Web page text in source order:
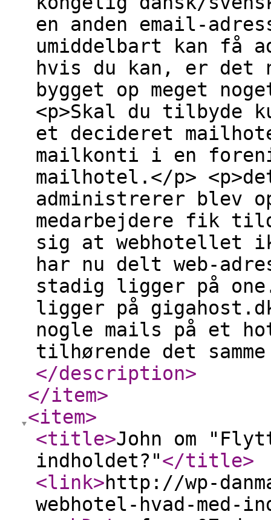
en anden email-
umiddelbart kan få
hvis du kan, er det
bygget op meget
<p>Skal du tilbyde
et decideret
mailkonti i en
mailhotel.</p>
administrerer blev
medarbejdere fik
sig at webhotellet
har nu delt web-
stadig ligger på
ligger på
nogle mails på et
tilhørende det
</description>
</item>
<item>
<title>John om
indholdet?"</title>
<link>http://wp-
webhotel-hvad-med-